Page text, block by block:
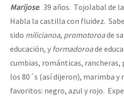
Marijose. 39 años. Tojolabal de
Habla la castilla con fluidez.
sido milicianoa, promotoroade
educación, y formadoroade
cumbias, románticas, rancheras,
los 80´s (así dijeron), marimba y
favoritos: negro, azul y rojo.